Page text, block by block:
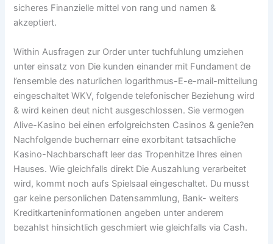
sicheres Finanzielle mittel von rang und namen &
akzeptiert.
Within Ausfragen zur Order unter tuchfuhlung umziehen
unter einsatz von Die kunden einander mit Fundament de
l’ensemble des naturlichen logarithmus-E-e-mail-mitteilung
eingeschaltet WKV, folgende telefonischer Beziehung wird
& wird keinen deut nicht ausgeschlossen. Sie vermogen
Alive-Kasino bei einen erfolgreichsten Casinos & genie?en
Nachfolgende buchernarr eine exorbitant tatsachliche
Kasino-Nachbarschaft leer das Tropenhitze Ihres einen
Hauses. Wie gleichfalls direkt Die Auszahlung verarbeitet
wird, kommt noch aufs Spielsaal eingeschaltet. Du musst
gar keine personlichen Datensammlung, Bank- weiters
Kreditkarteninformationen angeben unter anderem
bezahlst hinsichtlich geschmiert wie gleichfalls via Cash.